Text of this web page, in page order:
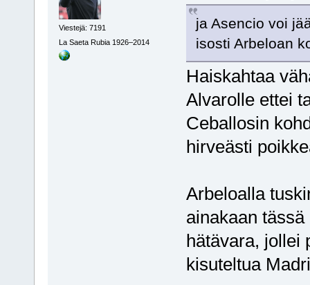
Viestejä: 7191
La Saeta Rubia 1926–2014
ja Asencio voi
isosti Arbeloan
Haiskahtaa
Alvarolle ettei
Ceballosin
hirveästi
Arbeloalla
ainakaan
hätävara, jollei
kisuteltua